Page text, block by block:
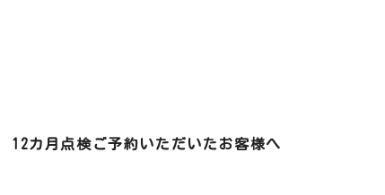
12カ月点検ご予約いただいたお客様へ